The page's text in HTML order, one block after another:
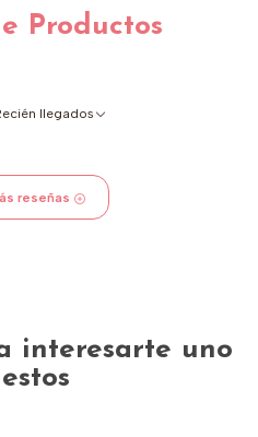
Productos
llegados
reseñas
interesarte uno